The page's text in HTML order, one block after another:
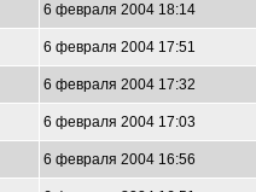
6 февраля 2004 18:14
6 февраля 2004 17:51
6 февраля 2004 17:32
6 февраля 2004 17:03
6 февраля 2004 16:56